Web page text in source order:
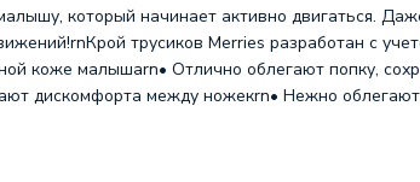
который начинает активно двигаться.
трусиков Merries разработан с
коже малышаrn• Отлично облегают попку,
дискомфорта между ножекrn• Нежно